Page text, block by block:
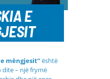
E
mëngjesit”është
dite – një frymë